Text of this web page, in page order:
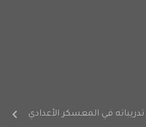
يدشن تدريباته في المعسكر الأعدادي